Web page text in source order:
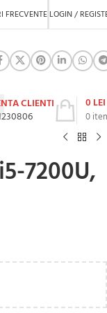
FRECVENTE LOGIN /
CLIENTI
0
0 LEI
7200U,